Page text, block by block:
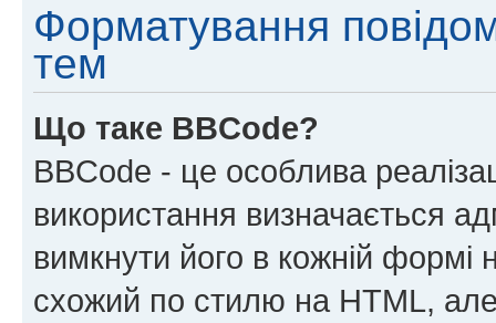
Форматування
тем
Що таке BBCode?
BBCode - це особлива
використання визначається
вимкнути його в кожній
схожий по стилю на HTML, але